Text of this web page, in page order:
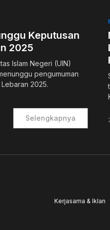
Keputusan
2025
Islam Negeri (UIN)
pengumuman
2025.
Selengkapnya
Kerjasama & Iklan